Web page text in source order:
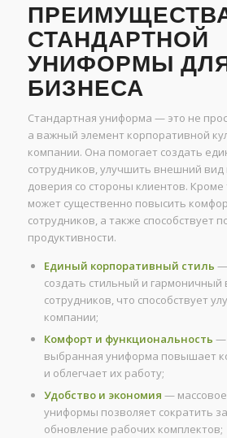
СТАНДАРТНОЙ
УНИФОРМЫ
БИЗНЕСА
Стандартная униформа — это не
а важный элемент корпоративной
компании. Она помогает создать
сотрудников, улучшить внешний
доверия со стороны клиентов. Кроме
может существенно повысить
сотрудников, а также способствует
продуктивности.
Единый корпоративный стиль —
создать стильный и
сотрудников, что способствует
компании;
Комфорт и функциональность —
выбранная униформа повышает
и облегчает их работу;
Удобство и экономия —
униформы позволяет сократить
обновление рабочих комплектов;